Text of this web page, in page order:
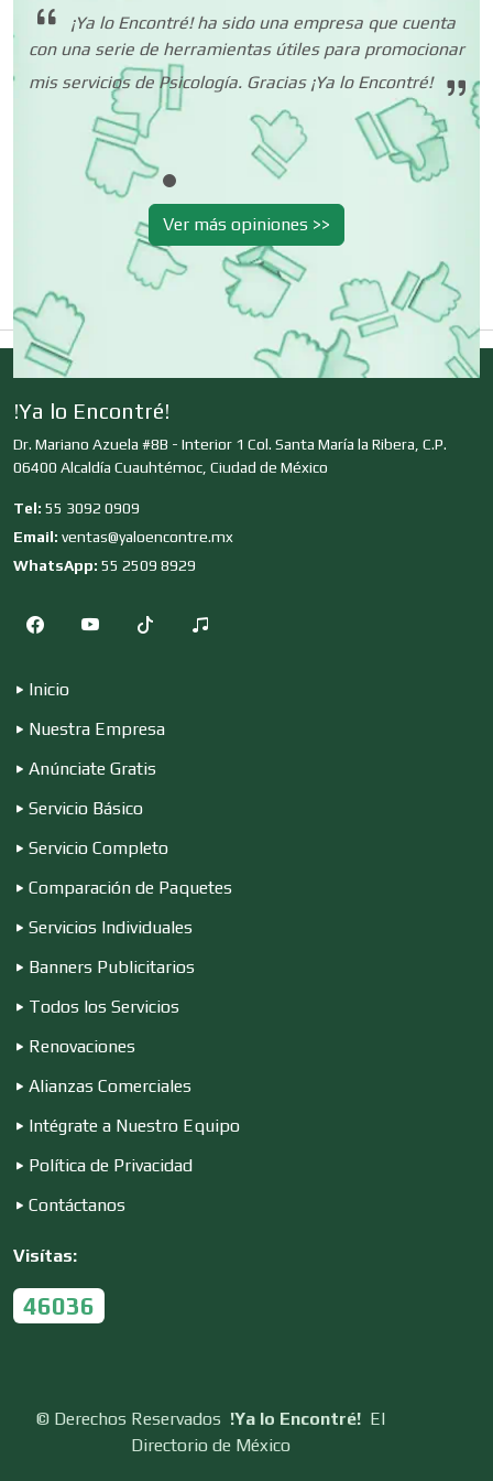
Centros Turísticos
Cerrajerías
Cibercafés
Clínicas de Belleza
Clínicas de Rehabilitación
Clínicas y Hospitales
Clubes Deportivos
Cocinas Integrales
Construcciones en General
Contadores
Control de Plagas
Conversiones Automotrices
Cortinas, Persianas y Alfombras
¡Ya lo Encontré! ha sido una empresa que cuenta
con una serie de herramientas útiles para promocionar
mis servicios de Psicología. Gracias ¡Ya lo Encontré!
Ver más opiniones >>
!Ya lo Encontré!
Dr. Mariano Azuela #8B - Interior 1 Col. Santa María la Ribera, C.P.
06400 Alcaldía Cuauhtémoc, Ciudad de México
Tel: 55 3092 0909
Email: ventas@yaloencontre.mx
WhatsApp: 55 2509 8929
Inicio
Nuestra Empresa
Anúnciate Gratis
Servicio Básico
Servicio Completo
Comparación de Paquetes
Servicios Individuales
Banners Publicitarios
Todos los Servicios
Renovaciones
Alianzas Comerciales
Intégrate a Nuestro Equipo
Política de Privacidad
Contáctanos
Visítas:
46036
© Derechos Reservados !Ya lo Encontré! El
Directorio de México